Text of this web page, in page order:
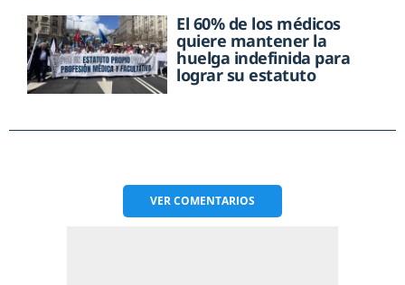
El 60% de los médicos
quiere mantener la
huelga indefinida para
lograr su estatuto
VERCOMENTARIOS